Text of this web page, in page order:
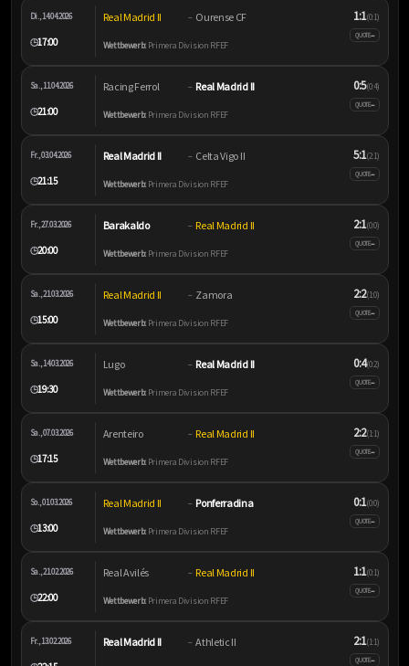
Di., 14.04.2026
🕒17:00
Real Madrid II – Ourense CF
Wettbewerb:Primera Division RFEF
1:1(0:1)
QUOTE–
Sa., 11.04.2026
🕒21:00
Racing Ferrol – Real Madrid II
Wettbewerb:Primera Division RFEF
0:5(0:4)
QUOTE–
Fr., 03.04.2026
🕒21:15
Real Madrid II – Celta Vigo II
Wettbewerb:Primera Division RFEF
5:1(2:1)
QUOTE–
Fr., 27.03.2026
🕒20:00
Barakaldo – Real Madrid II
Wettbewerb:Primera Division RFEF
2:1(0:0)
QUOTE–
Sa., 21.03.2026
🕒15:00
Real Madrid II – Zamora
Wettbewerb:Primera Division RFEF
2:2(1:0)
QUOTE–
Sa., 14.03.2026
🕒19:30
Lugo – Real Madrid II
Wettbewerb:Primera Division RFEF
0:4(0:2)
QUOTE–
Sa., 07.03.2026
🕒17:15
Arenteiro – Real Madrid II
Wettbewerb:Primera Division RFEF
2:2(1:1)
QUOTE–
So., 01.03.2026
🕒13:00
Real Madrid II – Ponferradina
Wettbewerb:Primera Division RFEF
0:1(0:0)
QUOTE–
Sa., 21.02.2026
🕒22:00
Real Avilés – Real Madrid II
Wettbewerb:Primera Division RFEF
1:1(0:1)
QUOTE–
Fr., 13.02.2026 Real Madrid II – Athletic II 2:1(1:1)
QUOTE–